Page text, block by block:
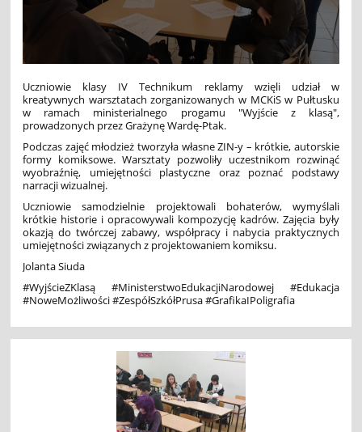
Uczniowie klasy IV Technikum reklamy wzięli udział w
kreatywnych warsztatach zorganizowanych w MCKiS w Pułtusku
w ramach ministerialnego progamu "Wyjście z klasą",
prowadzonych przez Grażynę Wardę-Ptak.
Podczas zajęć młodzież tworzyła własne ZIN-y – krótkie, autorskie
formy komiksowe. Warsztaty pozwoliły uczestnikom rozwinąć
wyobraźnię, umiejętności plastyczne oraz poznać podstawy
narracji wizualnej.
Uczniowie samodzielnie projektowali bohaterów, wymyślali
krótkie historie i opracowywali kompozycję kadrów. Zajęcia były
okazją do twórczej zabawy, współpracy i nabycia praktycznych
umiejętności związanych z projektowaniem komiksu.
Jolanta Siuda
#WyjścieZKlasą #MinisterstwoEdukacjiNarodowej #Edukacja
#NoweMożliwości #ZespółSzkółPrusa #GrafikaIPoligrafia